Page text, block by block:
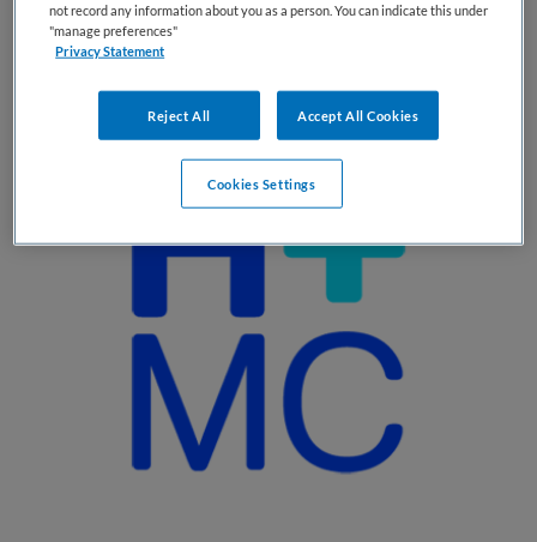
vacatures die voor u wellicht interessant zijn.
not record any information about you as a person. You can indicate this under
"manage preferences"
Privacy Statement
Reject All Accept All Cookies
Cookies Settings